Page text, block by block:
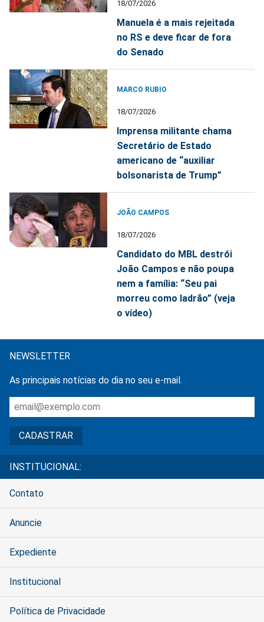
18/07/2026
Manuela é a mais rejeitada
no RS e deve ficar de fora
do Senado
MARCO RUBIO
18/07/2026
Imprensa militante chama
Secretário de Estado
americano de “auxiliar
bolsonarista de Trump”
JOÃO CAMPOS
18/07/2026
Candidato do MBL destrói
João Campos e não poupa
nem a família: “Seu pai
morreu como ladrão” (veja
o vídeo)
NEWSLETTER
As principais notícias do dia no seu e-mail.
INSTITUCIONAL:
Contato
Anuncie
Expediente
Institucional
Política de Privacidade